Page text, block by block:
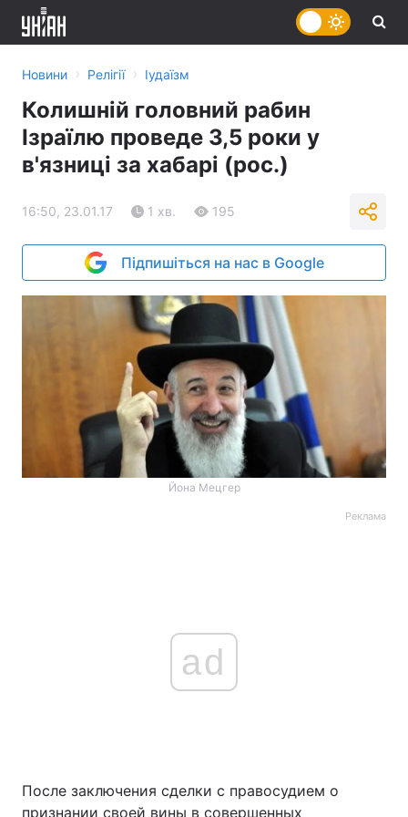
Новини › Релігії › Іудаїзм
Колишній головний рабин
Ізраїлю проведе 3,5 роки у
в'язниці за хабарі (рос.)
16:50, 23.01.17 1 хв. 195
Підпишіться на нас в Google
Йона Мецгер
Реклама
ad
После заключения сделки с правосудием о
признании своей вины в совершенных